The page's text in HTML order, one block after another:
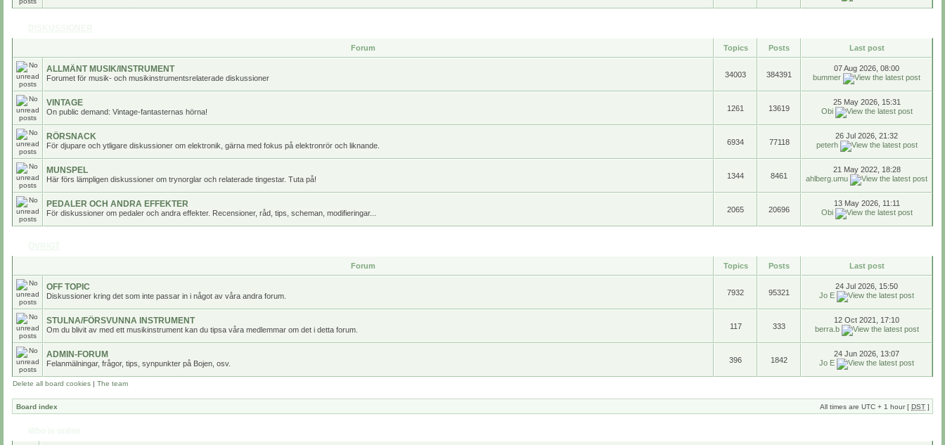
Forum Topics Posts Last post
ALLMÄNT MUSIK/INSTRUMENT
Forumet för musik- och musikinstrumentsrelaterade diskussioner 34003 384391
07 Aug 2026, 08:00
bummer
VINTAGE
On public demand: Vintage-fantasternas hörna! 1261 13619
25 May 2026, 15:31
Obi
RÖRSNACK
För djupare och ytligare diskussioner om elektronik, gärna med fokus på elektronrör och liknande. 6934 77118
26 Jul 2026, 21:32
peterh
MUNSPEL
Här förs lämpligen diskussioner om trynorglar och relaterade tingestar. Tuta på! 1344 8461
21 May 2022, 18:28
ahlberg.umu
PEDALER OCH ANDRA EFFEKTER
För diskussioner om pedaler och andra effekter. Recensioner, råd, tips, scheman, modifieringar... 2065 20696
13 May 2026, 11:11
Obi
Forum Topics Posts Last post
OFF TOPIC
Diskussioner kring det som inte passar in i något av våra andra forum. 7932 95321
24 Jul 2026, 15:50
Jo E
STULNA/FÖRSVUNNA INSTRUMENT
Om du blivit av med ett musikinstrument kan du tipsa våra medlemmar om det i detta forum. 117 333
12 Oct 2021, 17:10
berra.b
ADMIN-FORUM
Felanmälningar, frågor, tips, synpunkter på Bojen, osv. 396 1842
24 Jun 2026, 13:07
Jo E
Delete all board cookies | The team
Board index All times are UTC + 1 hour [ DST ]